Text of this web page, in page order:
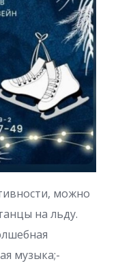
можно
на льду.
музыка;-